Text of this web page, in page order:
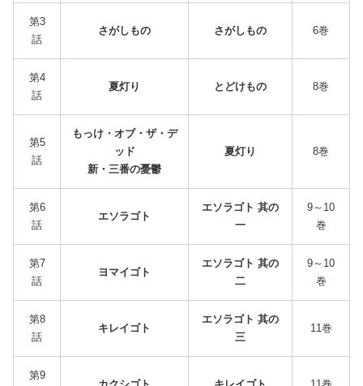
第3
話
さがしもの さがしもの 6巻
第4
話
夏灯り とどけもの 8巻
第5
話
もっけ・オブ・ザ・デ
ッド
新・三番の憂鬱
夏灯り 8巻
第6
話
エソラゴト
エソラゴト 其の
一
9～10
巻
第7
話
ヨマイゴト
エソラゴト 其の
二
9～10
巻
第8
話
キレイゴト
エソラゴト 其の
三
11巻
第9